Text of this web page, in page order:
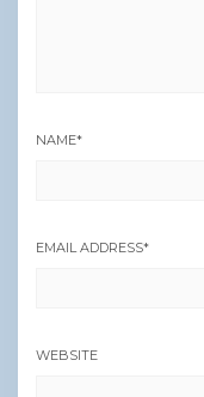
NAME*
EMAIL ADDRESS*
WEBSITE